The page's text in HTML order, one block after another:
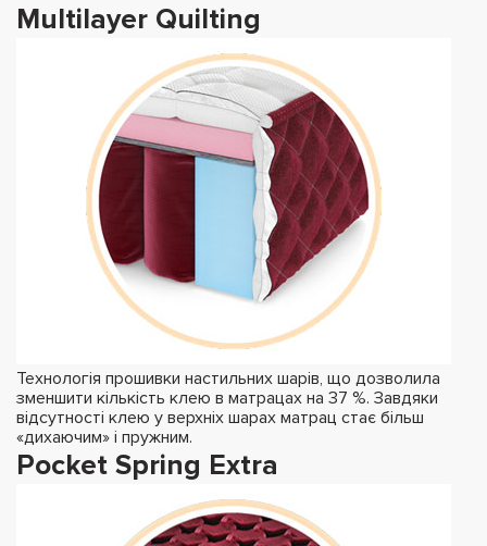
Multilayer Quilting
Технологія прошивки настильних шарів, що дозволила
зменшити кількість клею в матрацах на 37 %. Завдяки
відсутності клею у верхніх шарах матрац стає більш
«дихаючим» і пружним.
Pocket Spring Extra